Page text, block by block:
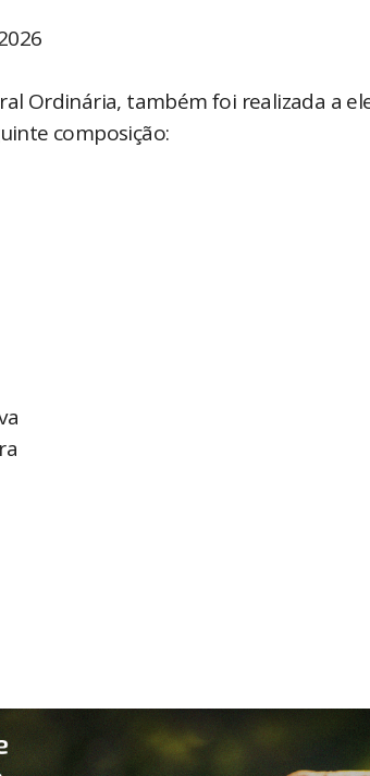
Ordinária, também foi realizada a
composição: